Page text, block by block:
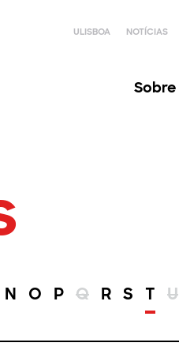
ULISBOA NOTÍCIAS
Sobre
N O P Q R S T U